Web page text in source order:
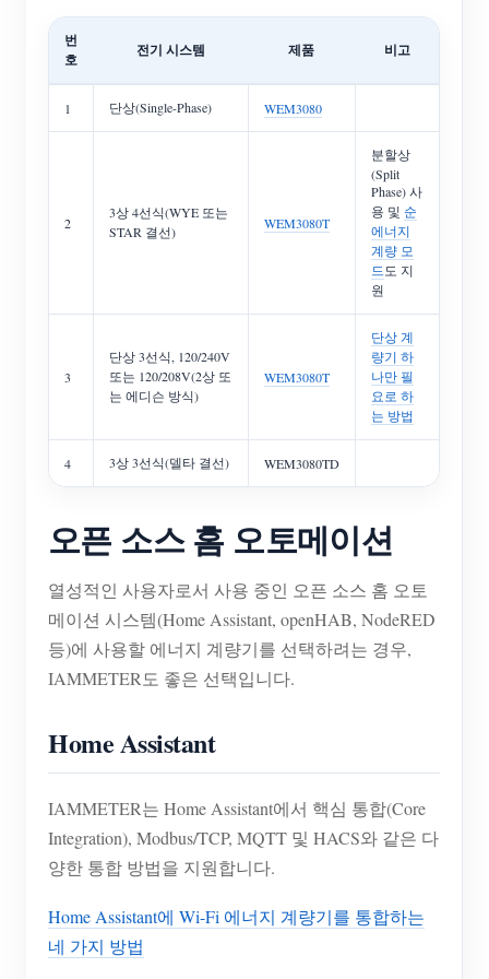
번
호
전기 시스템 제품 비고
1 단상(Single-Phase) WEM3080
2
3상 4선식(WYE 또는
STAR 결선)
WEM3080T
분할상
(Split
Phase) 사
용 및 순
에너지
계량 모
드도 지
원
3
단상 3선식, 120/240V
또는 120/208V(2상 또
는 에디슨 방식)
WEM3080T
단상 계
량기 하
나만 필
요로 하
는 방법
4 3상 3선식(델타 결선) WEM3080TD
오픈 소스 홈 오토메이션
열성적인 사용자로서 사용 중인 오픈 소스 홈 오토
메이션 시스템(Home Assistant, openHAB, NodeRED
등)에 사용할 에너지 계량기를 선택하려는 경우,
IAMMETER도 좋은 선택입니다.
Home Assistant
IAMMETER는 Home Assistant에서 핵심 통합(Core
Integration), Modbus/TCP, MQTT 및 HACS와 같은 다
양한 통합 방법을 지원합니다.
Home Assistant에 Wi-Fi 에너지 계량기를 통합하는
네 가지 방법